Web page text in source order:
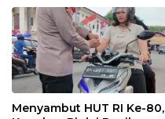
Menyambut HUT RI Ke-80,